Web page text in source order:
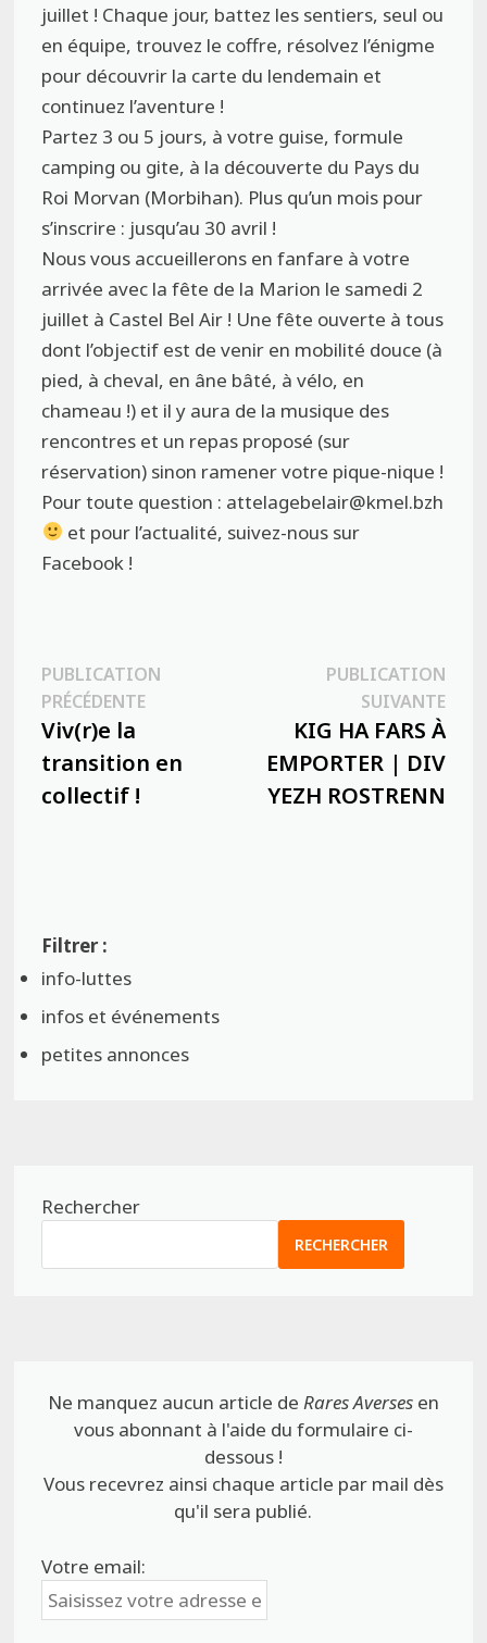
juillet ! Chaque jour, battez les sentiers, seul ou
en équipe, trouvez le coffre, résolvez l’énigme
pour découvrir la carte du lendemain et
continuez l’aventure !
Partez 3 ou 5 jours, à votre guise, formule
camping ou gite, à la découverte du Pays du
Roi Morvan (Morbihan). Plus qu’un mois pour
s’inscrire : jusqu’au 30 avril !
Nous vous accueillerons en fanfare à votre
arrivée avec la fête de la Marion le samedi 2
juillet à Castel Bel Air ! Une fête ouverte à tous
dont l’objectif est de venir en mobilité douce (à
pied, à cheval, en âne bâté, à vélo, en
chameau !) et il y aura de la musique des
rencontres et un repas proposé (sur
réservation) sinon ramener votre pique-nique !
Pour toute question : attelagebelair@kmel.bzh
et pour l’actualité, suivez-nous sur
Facebook !
Navigation
de
l’article
PUBLICATION
PRÉCÉDENTEPublication
Viv(r)e la
transition en
collectif !
PUBLICATION
SUIVANTE
KIG HA FARS À
EMPORTER | ​DIV
YEZH ROSTRENN
info-luttes
infos et événements
petites annonces
Rechercher
RECHERCHER
Ne manquez aucun article de Rares Aversesen
vous abonnant à l'aide du formulaire ci-
dessous !
Vous recevrez ainsi chaque article par mail dès
qu'il sera publié.
Votre email: